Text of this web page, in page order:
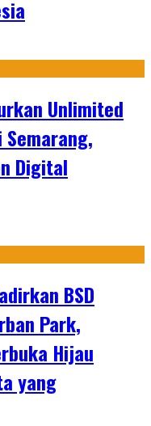
Unlimited
Semarang,
Digital
BSD
Park,
Hijau
yang